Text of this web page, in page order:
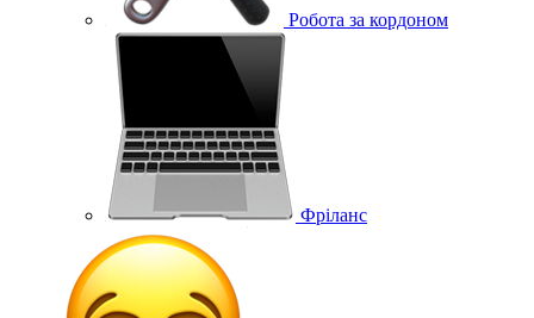
Робота за кордоном
Фріланс